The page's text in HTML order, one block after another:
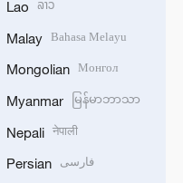
Lao ລາວ
Malay Bahasa Melayu
Mongolian Монгол
Myanmar မြန်မာဘာသာ
Nepali नेपाली
Persian فارسی